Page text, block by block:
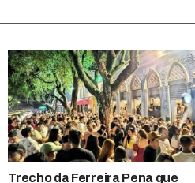
Trecho da Ferreira Pena que